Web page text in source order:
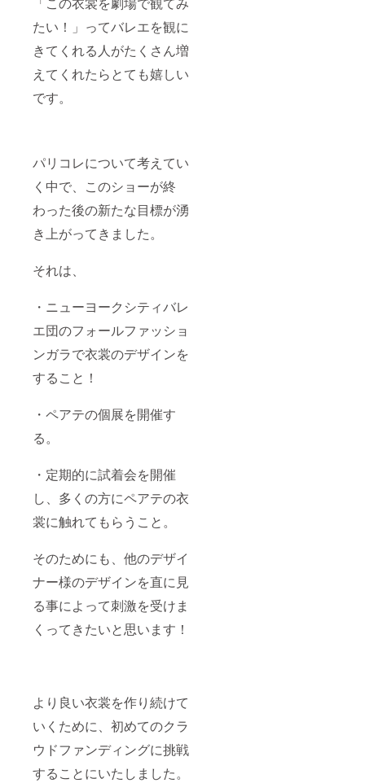
たい！」ってバレエを観に
きてくれる人がたくさん増
えてくれたらとても嬉しい
です。
パリコレについて考えてい
く中で、このショーが終
わった後の新たな目標が湧
き上がってきました。
それは、
・ニューヨークシティバレ
エ団のフォールファッショ
ンガラで衣裳のデザインを
すること！
・ペアテの個展を開催す
る。
・定期的に試着会を開催
し、多くの方にペアテの衣
裳に触れてもらうこと。
そのためにも、他のデザイ
ナー様のデザインを直に見
る事によって刺激を受けま
くってきたいと思います！
より良い衣裳を作り続けて
いくために、初めてのクラ
ウドファンディングに挑戦
することにいたしました。